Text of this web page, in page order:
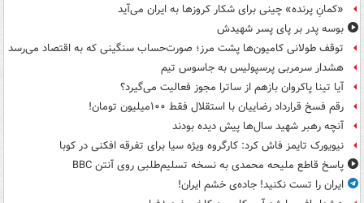
«کمانِ پرنده» چینی برای شکار کروزها به ایران می‌آید
بوسه‌ پدر بر پای پسر شهیدش
توقف طولانی کامیون‌ها پشت مرز؛ صورت‌حساب سنگینی که به اقتصاد می‌رسد
هشدار سرمربی پرسپولیس به جاسوس تیم
آیا تینا پاکروان بازهم از ساترا مجوز فعالیت می‌گیرد؟
رقم فسخ قرارداد رضاییان با استقلال فقط ۱۰۰میلیون تومان!
آنچه رهبر شهید سال‌ها پیش دیده بودند
نیویورک تایمز فاش کرد: کارگروه ویژه سیا برای تفرقه افکنی در کوبا
پاسخ قاطع ملیحه محمدی به نسخه تسلیم‌طلبی روی آنتن BBC
ایران را تست نکنید! جاده‌ی خشم ایران!